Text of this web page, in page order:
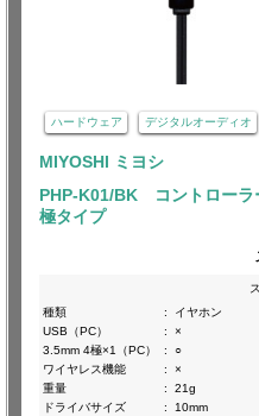
ハードウェア デジタルオーディオ
MIYOSHI ミヨシ
PHP-K01/BK コントローラ
極タイプ
種類
:
イヤホン
USB（PC）
:
×
3.5mm 4極×1（PC）
:
○
ワイヤレス機能
:
×
重量
:
21g
ドライバサイズ
: 10mm